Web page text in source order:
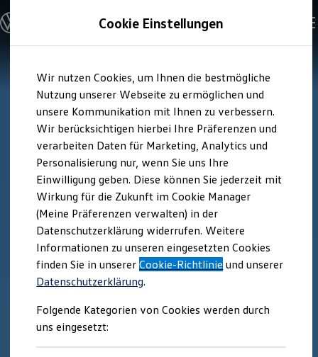
Hauptinhalt
springen
Footer
springen
Modelle und Konfigurator
Konfigurator
Modelle vergleichen
Elektroautos
ENERGY Sondermodelle
Nutzfahrzeuge
SUV und CUV
Familienautos
Kombis
Kompaktwagen
Sportwagen
Schnell verfügbare Fahrzeuge
Angebote und Produkte
Aktuelle Angebote
E-Auto-Förderung
Volkswagen Marktplatz
Die ENERGY Sondermodelle
Junge Gebrauchtwagen und Gebrauchtwagen
Volkswagen Zertifizierte Gebrauchtwagen
Elektromobilität bei Gebrauchtwagen
Saisonangebote
Reifenpakete
Leasing
Leasing-Angebote
Cookie Einstellungen
Wir nutzen Cookies, um Ihnen die bestmögliche
Nutzung unserer Webseite zu ermöglichen und
unsere Kommunikation mit Ihnen zu verbessern.
Wir berücksichtigen hierbei Ihre Präferenzen und
verarbeiten Daten für Marketing, Analytics und
Personalisierung nur, wenn Sie uns Ihre
Einwilligung geben. Diese können Sie jederzeit mit
Wirkung für die Zukunft im Cookie Manager
(Meine Präferenzen verwalten) in der
Datenschutzerklärung widerrufen. Weitere
Informationen zu unseren eingesetzten Cookies
finden Sie in unsererCookie-Richtlinie und unserer
Datenschutzerklärung.
Folgende Kategorien von Cookies werden durch
uns eingesetzt: